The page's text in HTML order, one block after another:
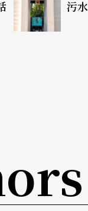
是個大學部
同，來演《暗戀
主觀，所以人
作裡的報紙尋
有佈景「飛進
污